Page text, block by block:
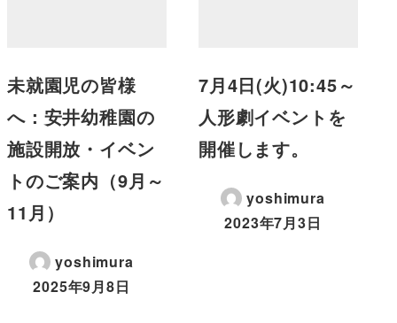
未就園児の皆様
へ：安井幼稚園の
施設開放・イベン
トのご案内（9月～
11月）
yoshimura
2025年9月8日
7月4日(火)10:45～
人形劇イベントを
開催します。
yoshimura
2023年7月3日